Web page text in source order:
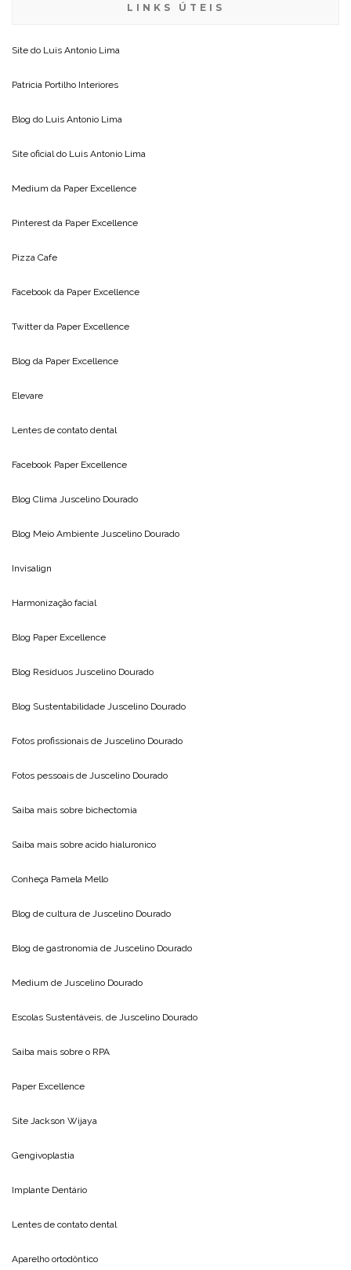
LINKS ÚTEIS
Site do Luis Antonio Lima
Patricia Portilho Interiores
Blog do Luis Antonio Lima
Site oficial do Luis Antonio Lima
Medium da Paper Excellence
Pinterest da Paper Excellence
Pizza Cafe
Facebook da Paper Excellence
Twitter da Paper Excellence
Blog da Paper Excellence
Elevare
Lentes de contato dental
Facebook Paper Excellence
Blog Clima Juscelino Dourado
Blog Meio Ambiente Juscelino Dourado
Invisalign
Harmonização facial
Blog Paper Excellence
Blog Resíduos Juscelino Dourado
Blog Sustentabilidade Juscelino Dourado
Fotos profissionais de Juscelino Dourado
Fotos pessoais de Juscelino Dourado
Saiba mais sobre bichectomia
Saiba mais sobre acido hialuronico
Conheça Pamela Mello
Blog de cultura de Juscelino Dourado
Blog de gastronomia de Juscelino Dourado
Medium de Juscelino Dourado
Escolas Sustentáveis, de Juscelino Dourado
Saiba mais sobre o RPA
Paper Excellence
Site Jackson Wijaya
Gengivoplastia
Implante Dentário
Lentes de contato dental
Aparelho ortodôntico